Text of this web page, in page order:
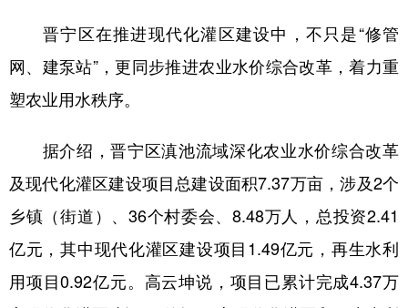
晋宁区在推进现代化灌区建设中，不只是“修管
网、建泵站”，更同步推进农业水价综合改革，着力重
塑农业用水秩序。
据介绍，晋宁区滇池流域深化农业水价综合改革
及现代化灌区建设项目总建设面积7.37万亩，涉及2个
乡镇（街道）、36个村委会、8.48万人，总投资2.41
亿元，其中现代化灌区建设项目1.49亿元，再生水利
用项目0.92亿元。高云坤说，项目已累计完成4.37万